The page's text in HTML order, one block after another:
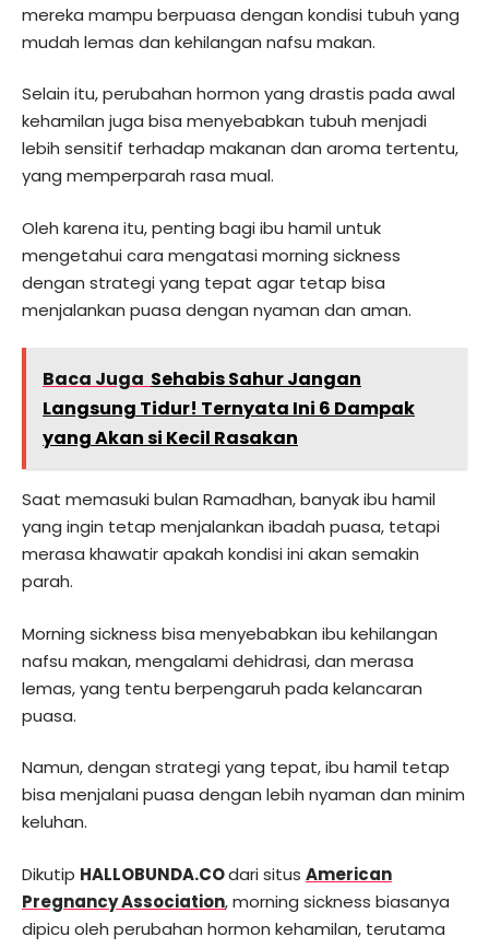
mereka mampu berpuasa dengan kondisi tubuh yang
mudah lemas dan kehilangan nafsu makan.
Selain itu, perubahan hormon yang drastis pada awal
kehamilan juga bisa menyebabkan tubuh menjadi
lebih sensitif terhadap makanan dan aroma tertentu,
yang memperparah rasa mual.
Oleh karena itu, penting bagi ibu hamil untuk
mengetahui cara mengatasi morning sickness
dengan strategi yang tepat agar tetap bisa
menjalankan puasa dengan nyaman dan aman.
Baca Juga Sehabis Sahur Jangan
Langsung Tidur! Ternyata Ini 6 Dampak
yang Akan si Kecil Rasakan
Saat memasuki bulan Ramadhan, banyak ibu hamil
yang ingin tetap menjalankan ibadah puasa, tetapi
merasa khawatir apakah kondisi ini akan semakin
parah.
Morning sickness bisa menyebabkan ibu kehilangan
nafsu makan, mengalami dehidrasi, dan merasa
lemas, yang tentu berpengaruh pada kelancaran
puasa.
Namun, dengan strategi yang tepat, ibu hamil tetap
bisa menjalani puasa dengan lebih nyaman dan minim
keluhan.
Dikutip HALLOBUNDA.COdari situs American
Pregnancy Association, morning sickness biasanya
dipicu oleh perubahan hormon kehamilan, terutama